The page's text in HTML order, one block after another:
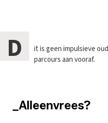
D
it is geen impulsieve
parcours aan vooraf.
_Alleenvrees?